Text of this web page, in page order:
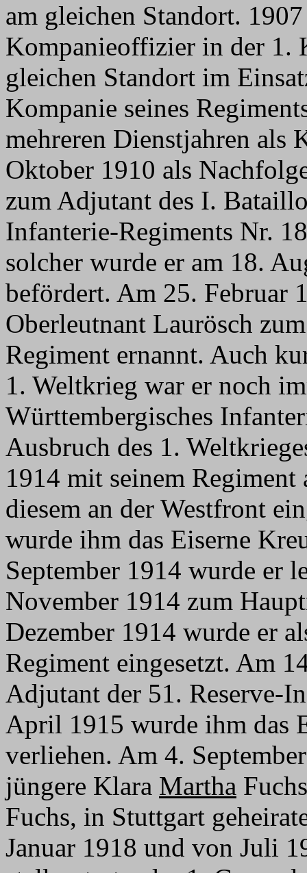
am gleichen Standort.
Kompanieoffizier in der 1.
gleichen Standort im
Kompanie seines
mehreren Dienstjahren als
Oktober 1910 als
zum Adjutant des I.
Infanterie-Regiments Nr.
solcher wurde er am 18.
befördert. Am 25. Februar
Oberleutnant Laurösch
Regiment ernannt. Auch
1. Weltkrieg war er noch
Württembergisches
Ausbruch des 1.
1914 mit seinem
diesem an der Westfront
wurde ihm das Eiserne
September 1914 wurde er
November 1914 zum
Dezember 1914 wurde er
Regiment eingesetzt. Am
Adjutant der 51. Reserve-
April 1915 wurde ihm das
verliehen. Am 4.
jüngere Klara Martha
Fuchs, in Stuttgart
Januar 1918 und von Juli